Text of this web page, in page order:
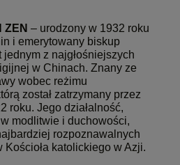
ZEN – urodzony w 1932 roku
i emerytowany biskup
z najgłośniejszych
w Chinach. Znany ze
wobec reżimu
został zatrzymany przez
roku. Jego działalność,
modlitwie i duchowości,
rozpoznawalnych
Kościoła katolickiego w Azji.